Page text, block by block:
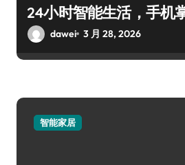
24小时智能生活，手机
dawei 3 月 28, 2026
智能家居